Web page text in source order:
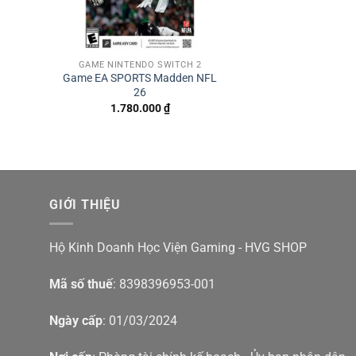
GAME NINTENDO SWITCH 2
Game EA SPORTS Madden NFL
26
1.780.000₫
GIỚI THIỆU
Hộ Kinh Doanh Học Viện Gaming - HVG SHOP
Mã số thuế: 8398396953-001
Ngày cấp: 01/03/2024